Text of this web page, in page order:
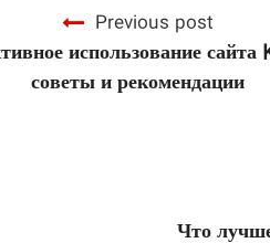
Previous post
использование сайта
советы и рекомендации
Что